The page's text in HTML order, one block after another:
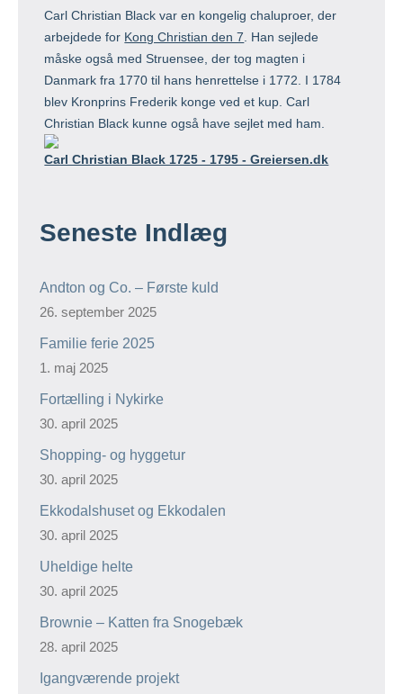
Carl Christian Black var en kongelig chaluproer, der
arbejdede for Kong Christian den 7. Han sejlede
måske også med Struensee, der tog magten i
Danmark fra 1770 til hans henrettelse i 1772. I 1784
blev Kronprins Frederik konge ved et kup. Carl
Christian Black kunne også have sejlet med ham.
Carl Christian Black 1725 - 1795 - Greiersen.dk
Seneste Indlæg
Andton og Co. – Første kuld
26. september 2025
Familie ferie 2025
1. maj 2025
Fortælling i Nykirke
30. april 2025
Shopping- og hyggetur
30. april 2025
Ekkodalshuset og Ekkodalen
30. april 2025
Uheldige helte
30. april 2025
Brownie – Katten fra Snogebæk
28. april 2025
Igangværende projekt